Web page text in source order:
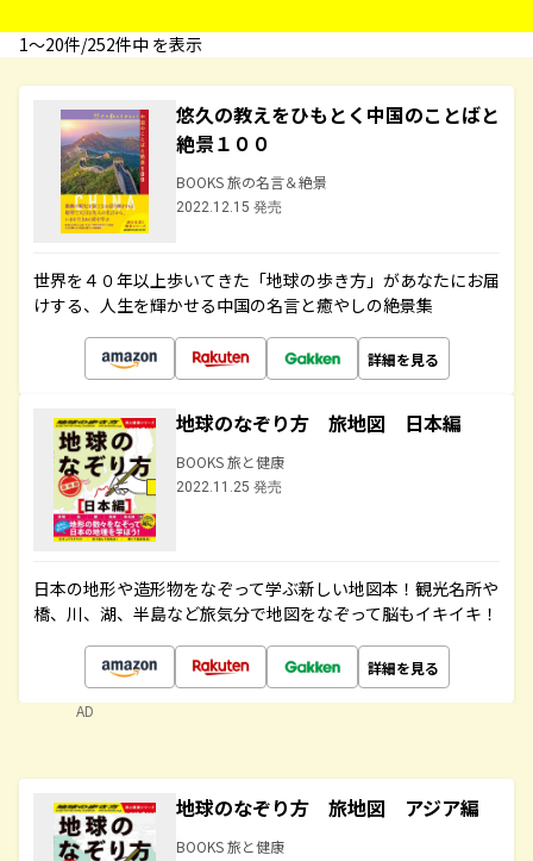
1〜20件/252件中 を表示
悠久の教えをひもとく中国のことばと
絶景１００
BOOKS 旅の名言＆絶景
2022.12.15 発売
世界を４０年以上歩いてきた「地球の歩き方」があなたにお届
けする、人生を輝かせる中国の名言と癒やしの絶景集
詳細を見る
地球のなぞり方 旅地図 日本編
BOOKS 旅と健康
2022.11.25 発売
日本の地形や造形物をなぞって学ぶ新しい地図本！観光名所や
橋、川、湖、半島など旅気分で地図をなぞって脳もイキイキ！
詳細を見る
AD
地球のなぞり方 旅地図 アジア編
BOOKS 旅と健康